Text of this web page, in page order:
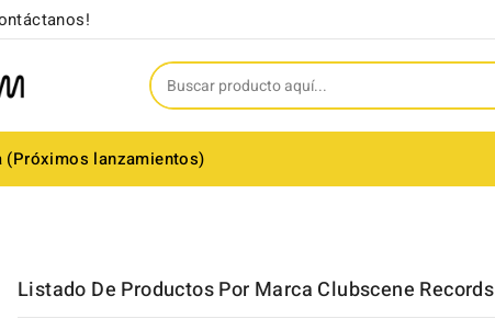
(Próximos lanzamientos)
Listado De Productos Por Marca Clubscene Records